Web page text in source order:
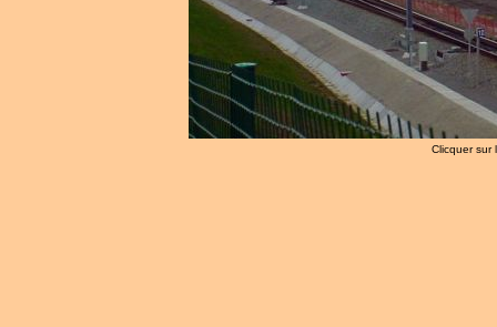
Clicquer sur